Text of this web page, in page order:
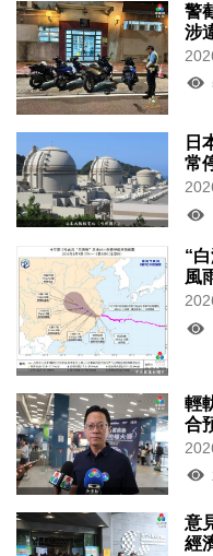
警
涉
日
常
“
風
輕
合
意
經